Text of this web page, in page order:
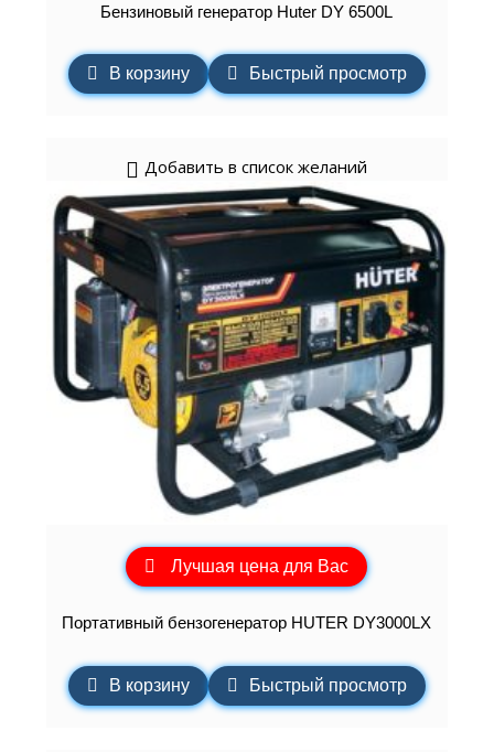
Бензиновый генератор Huter DY 6500L
В корзину Быстрый просмотр
Добавить в список желаний
Лучшая цена для Вас
Портативный бензогенератор HUTER DY3000LX
В корзину Быстрый просмотр